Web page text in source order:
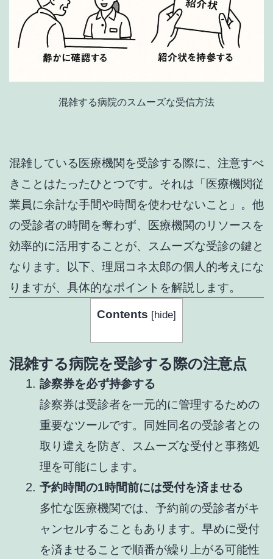
混雑する病院のスムーズな受信方法
混雑している医療機関を受診する際に、注意すべ
きことはたったひとつです。それは「医療機関従
業員に余計な手間や時間を使わせないこと」。他
の受診者の時間を奪わず、医療機関のリソースを
効率的に活用することが、スムーズな受診の鍵と
なります。以下、理屈コネ太郎の個人的考えにな
りますが、具体的なポイントを解説します。
Contents [hide]
混雑する病院を受診する際の注意点
診察券を必ず持参する
診察券は受診者を一元的に管理するための
重要なツールです。同姓同名の受診者との
取り違えを防ぎ、スムーズな受付と事務処
理を可能にします。
予約時間の1時間前には受付を済ませる
多忙な医療機関では、予約前の受診者がキ
ャンセルすることもあります。早めに受付
を済ませることで順番が繰り上がる可能性